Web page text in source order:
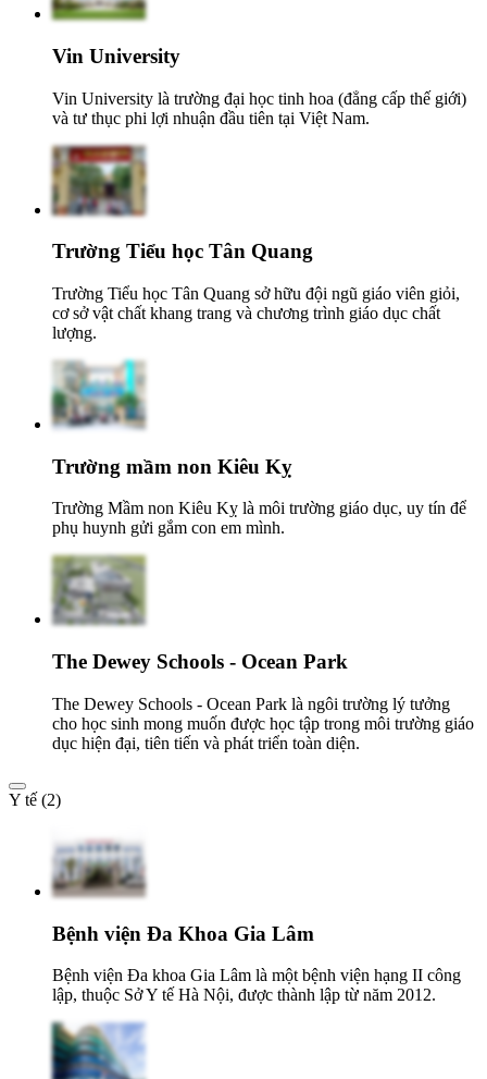
Vin University
Vin University là trường đại học tinh hoa (đẳng cấp thế giới)
và tư thục phi lợi nhuận đầu tiên tại Việt Nam.
Trường Tiểu học Tân Quang
Trường Tiểu học Tân Quang sở hữu đội ngũ giáo viên giỏi,
cơ sở vật chất khang trang và chương trình giáo dục chất
lượng.
Trường mầm non Kiêu Kỵ
Trường Mầm non Kiêu Kỵ là môi trường giáo dục, uy tín để
phụ huynh gửi gắm con em mình.
The Dewey Schools - Ocean Park
The Dewey Schools - Ocean Park là ngôi trường lý tưởng
cho học sinh mong muốn được học tập trong môi trường giáo
dục hiện đại, tiên tiến và phát triển toàn diện.
Y tế (2)
Bệnh viện Đa Khoa Gia Lâm
Bệnh viện Đa khoa Gia Lâm là một bệnh viện hạng II công
lập, thuộc Sở Y tế Hà Nội, được thành lập từ năm 2012.